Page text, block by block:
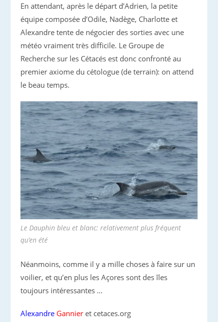
En attendant, après le départ d’Adrien, la petite
équipe composée d’Odile, Nadège, Charlotte et
Alexandre tente de négocier des sorties avec une
météo vraiment très difficile. Le Groupe de
Recherche sur les Cétacés est donc confronté au
premier axiome du cétologue (de terrain): on attend
le beau temps.
Le Dauphin bleu et blanc: relativement plus fréquent
qu’en été
Néanmoins, comme il y a mille choses à faire sur un
voilier, et qu’en plus les Açores sont des îles
toujours intéressantes …
Alexandre Gannier et cetaces.org